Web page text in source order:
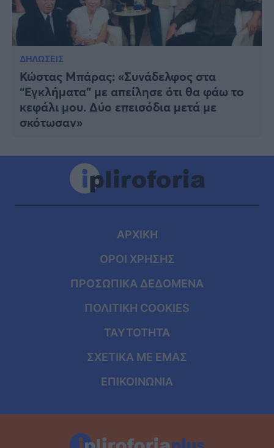
ΔΗΛΩΣΕΙΣ
Κώστας Μπάρας: «Συνάδελφος στα
“Εγκλήματα” με απείλησε ότι θα φάω το
κεφάλι μου. Δύο επεισόδια μετά με
σκότωσαν»
ΑΡΧΙΚΗ
ΟΡΟΙ ΧΡΗΣΗΣ
ΠΡΟΣΩΠΙΚΑ ΔΕΔΟΜΕΝΑ
ΠΟΛΙΤΙΚΗ COOKIES
ΤΑΥΤΟΤΗΤΑ
ΣΧΕΤΙΚΑ ΜΕ ΕΜΑΣ
ΕΠΙΚΟΙΝΩΝΙΑ